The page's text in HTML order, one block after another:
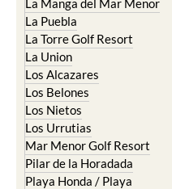
La Manga del Mar Menor
La Puebla
La Torre Golf Resort
La Union
Los Alcazares
Los Belones
Los Nietos
Los Urrutias
Mar Menor Golf Resort
Pilar de la Horadada
Playa Honda / Playa